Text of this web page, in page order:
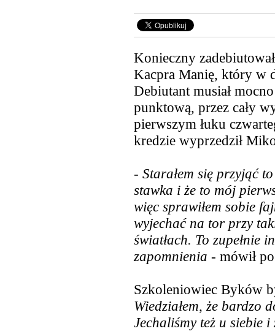
Konieczny
Kacpra Manię, który w
Debiutant musiał
punktową, przez cały
pierwszym łuku
kredzie wyprzedził
- Starałem się przyjąć
stawka i że to mój
więc sprawiłem sobie
wyjechać na tor przy
światłach. To zupełnie
zapomnienia - mówił
Szkoleniowiec Byków
Wiedziałem, że bardzo
Jechaliśmy też u siebie